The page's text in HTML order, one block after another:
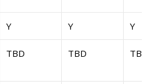
Y Y Y
TBD TBD TBD